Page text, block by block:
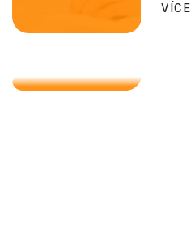
VÍCE